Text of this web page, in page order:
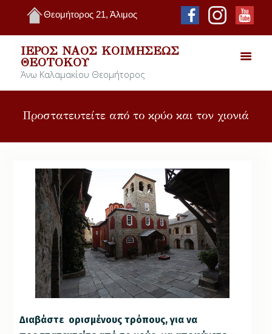
Θεομήτορος 21, Άλιμος
ΙΕΡΌΣ ΝΑΌΣ ΚΟΙΜΉΣΕΩΣ
ΘΕΟΤΌΚΟΥ
Άνω Καλαμακίου Θεομήτορος
Προστατευτείτε από το κρύο και τον χιονιά
Διαβάστε ορισμένους τρόπους, για να